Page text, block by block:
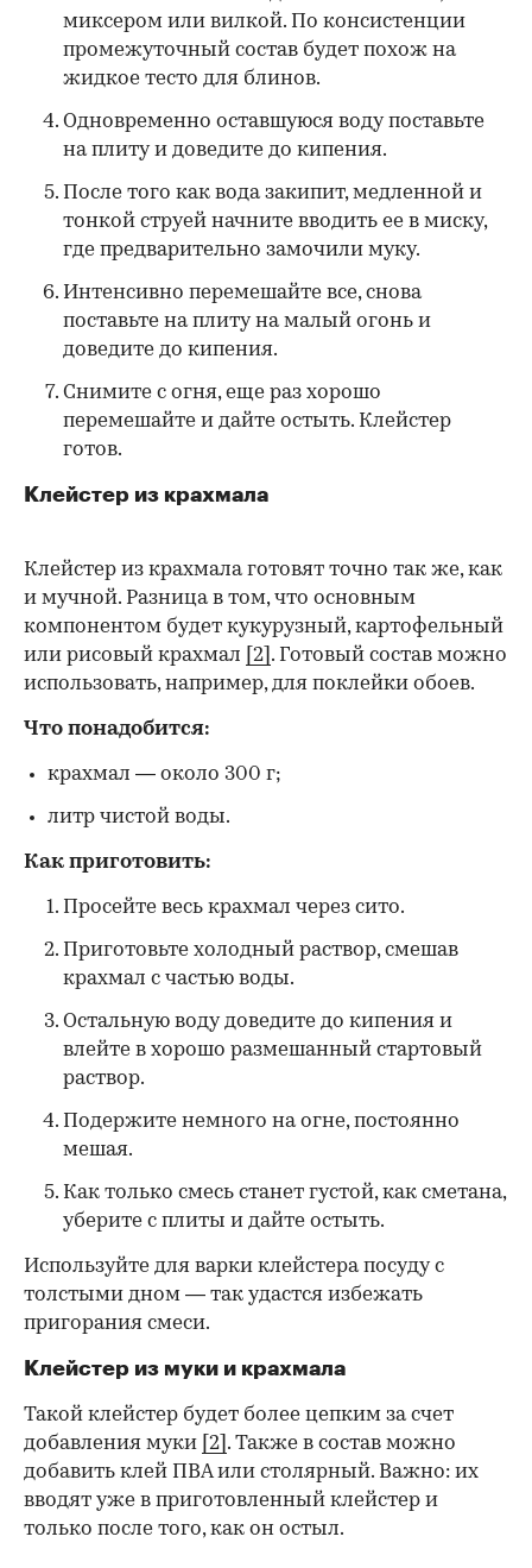
миксером или вилкой. По консистенции
промежуточный состав будет похож на
жидкое тесто для блинов.
Одновременно оставшуюся воду поставьте
на плиту и доведите до кипения.
После того как вода закипит, медленной и
тонкой струей начните вводить ее в миску,
где предварительно замочили муку.
Интенсивно перемешайте все, снова
поставьте на плиту на малый огонь и
доведите до кипения.
Снимите с огня, еще раз хорошо
перемешайте и дайте остыть. Клейстер
готов.
Клейстер из крахмала
Клейстер из крахмала готовят точно так же, как
и мучной. Разница в том, что основным
компонентом будет кукурузный, картофельный
или рисовый крахмал
[2] . Готовый состав можно
использовать, например, для поклейки обоев.
Что понадобится:
крахмал — около 300 г;
литр чистой воды.
Как приготовить:
Просейте весь крахмал через сито.
Приготовьте холодный раствор, смешав
крахмал с частью воды.
Остальную воду доведите до кипения и
влейте в хорошо размешанный стартовый
раствор.
Подержите немного на огне, постоянно
мешая.
Как только смесь станет густой, как сметана,
уберите с плиты и дайте остыть.
Используйте для варки клейстера посуду с
толстыми дном — так удастся избежать
пригорания смеси.
Клейстер из муки и крахмала
Такой клейстер будет более цепким за счет
добавления муки [2] . Также в состав можно
добавить клей ПВА или столярный. Важно: их
вводят уже в приготовленный клейстер и
только после того, как он остыл.